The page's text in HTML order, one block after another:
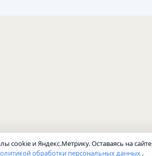
cookie и Яндекс.Метрику. Оставаясь на
обработки персональных данных .